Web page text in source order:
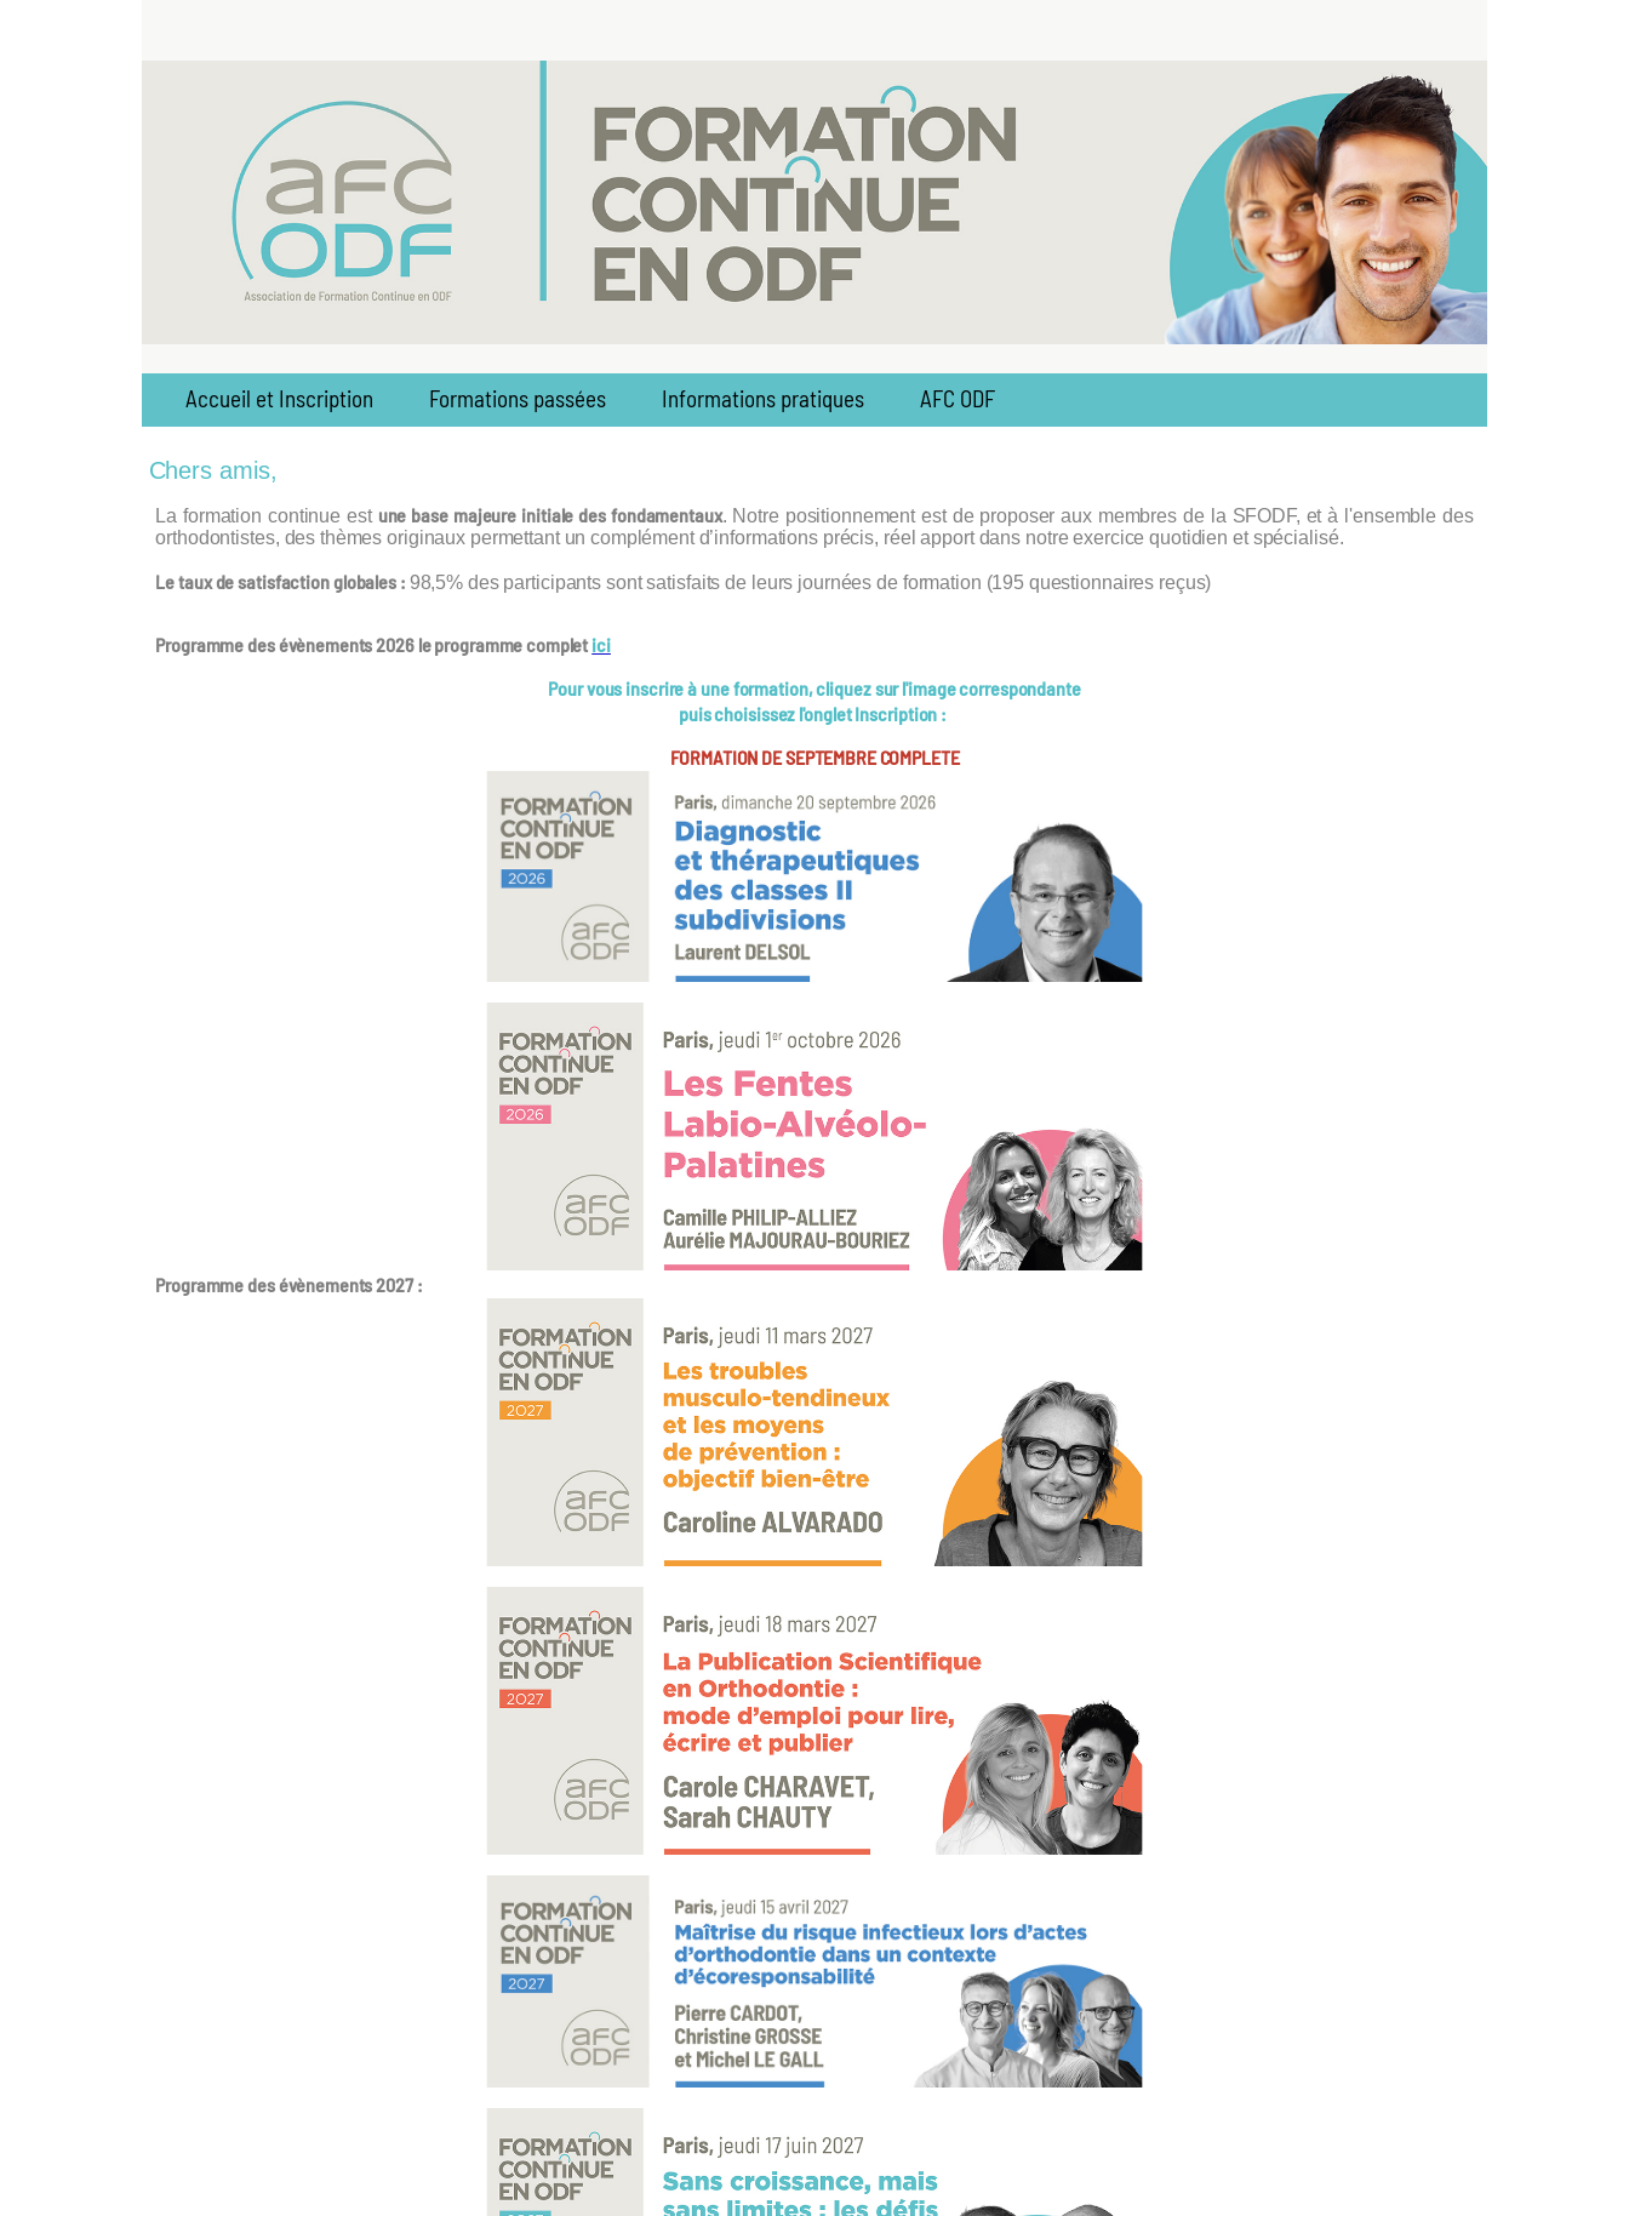
Accueil et Inscription Formations passées Informations pratiques AFC ODF
Chers amis,
La formation continue est une base majeure initiale des fondamentaux. Notre positionnement est de proposer aux membres de la SFODF, et à l'ensemble des
orthodontistes, des thèmes originaux permettant un complément d’informations précis, réel apport dans notre exercice quotidien et spécialisé.
Le taux de satisfaction globales : 98,5% des participants sont satisfaits de leurs journées de formation (195 questionnaires reçus)
Programme des évènements 2026le programme completici
Pour vous inscrire à une formation, cliquez sur l'image correspondante
puis choisissez l'onglet Inscription :
FORMATION DE SEPTEMBRE COMPLETE
Programme des évènements 2027 :